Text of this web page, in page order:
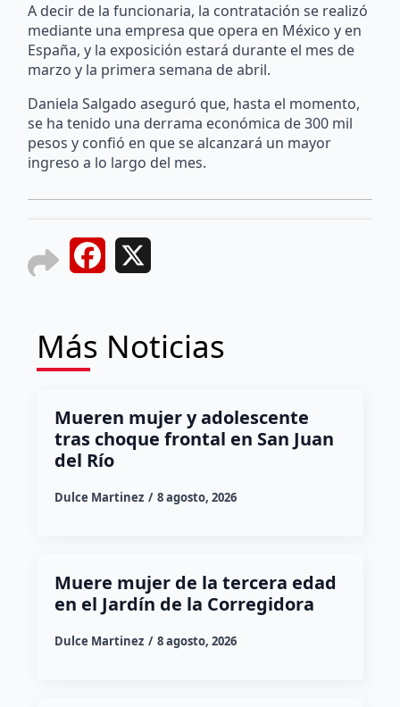
A decir de la funcionaria, la contratación se realizó
mediante una empresa que opera en México y en
España, y la exposición estará durante el mes de
marzo y la primera semana de abril.
Daniela Salgado aseguró que, hasta el momento,
se ha tenido una derrama económica de 300 mil
pesos y confió en que se alcanzará un mayor
ingreso a lo largo del mes.
Facebook
Más Noticias
Mueren mujer y adolescente
tras choque frontal en San Juan
del Río
Dulce Martinez 8 agosto, 2026
Muere mujer de la tercera edad
en el Jardín de la Corregidora
Dulce Martinez 8 agosto, 2026